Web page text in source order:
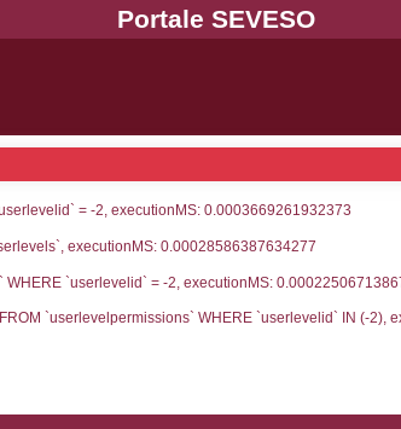
FROM `userlevels` WHERE